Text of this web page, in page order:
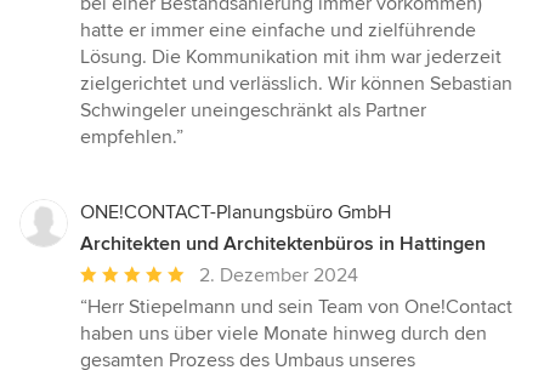
hatte er immer eine einfache und zielführende
Lösung. Die Kommunikation mit ihm war jederzeit
zielgerichtet und verlässlich. Wir können Sebastian
Schwingeler uneingeschränkt als Partner
empfehlen.”
ONE!CONTACT-Planungsbüro GmbH
Architekten und Architektenbüros in Hattingen
Durchschnittliche
Bewertung:
5
von
2. Dezember 2024
“Herr Stiepelmann und sein Team von One!Contact
haben uns über viele Monate hinweg durch den
gesamten Prozess des Umbaus unseres